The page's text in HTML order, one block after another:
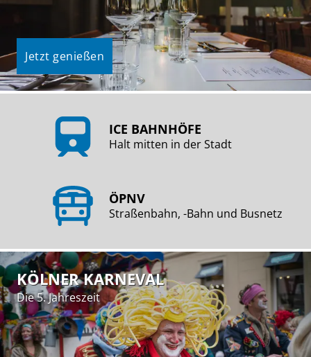
Jetzt genießen
ICE BAHNHÖFE
Halt mitten in der Stadt
ÖPNV
Straßenbahn, -Bahn und Busnetz
KÖLNER KARNEVAL
Die 5. Jahreszeit